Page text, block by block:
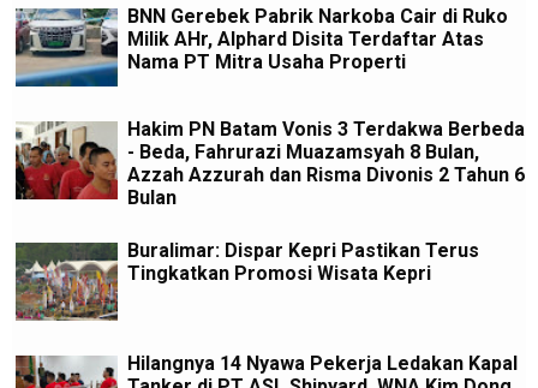
BNN Gerebek Pabrik Narkoba Cair di Ruko
Milik AHr, Alphard Disita Terdaftar Atas
Nama PT Mitra Usaha Properti
Hakim PN Batam Vonis 3 Terdakwa Berbeda
- Beda, Fahrurazi Muazamsyah 8 Bulan,
Azzah Azzurah dan Risma Divonis 2 Tahun 6
Bulan
Buralimar: Dispar Kepri Pastikan Terus
Tingkatkan Promosi Wisata Kepri
Hilangnya 14 Nyawa Pekerja Ledakan Kapal